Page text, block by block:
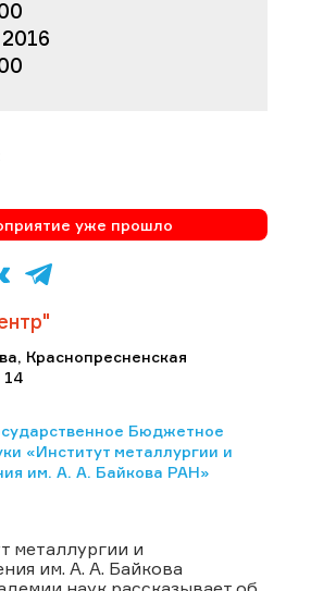
уже прошло
Краснопресненская
14
Бюджетное
«Институт металлургии и
им. А. А. Байкова РАН»
металлургии и
им. А. А. Байкова